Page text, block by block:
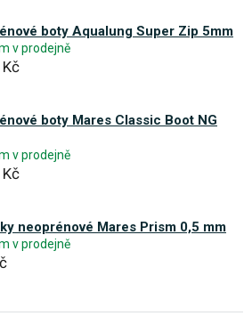
boty Aqualung Super Zip 5mm
v prodejně
boty Mares Classic Boot NG
v prodejně
neoprénové Mares Prism 0,5 mm
v prodejně